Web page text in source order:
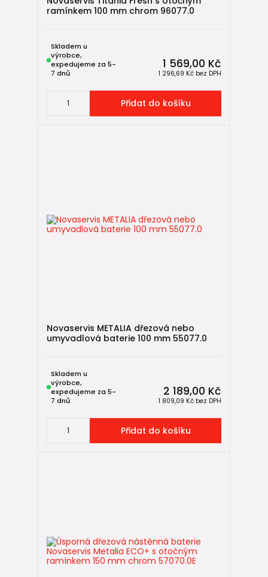
ramínkem 100 mm chrom 96077.0
1 569,00 Kč
1 296,69 Kč bez DPH
Skladem u
výrobce,
expedujeme za 5-
7 dnů
Přidat do košíku
Novaservis METALIA dřezová nebo
umyvadlová baterie 100 mm 55077.0
2 189,00 Kč
1 809,09 Kč bez DPH
Skladem u
výrobce,
expedujeme za 5-
7 dnů
Přidat do košíku